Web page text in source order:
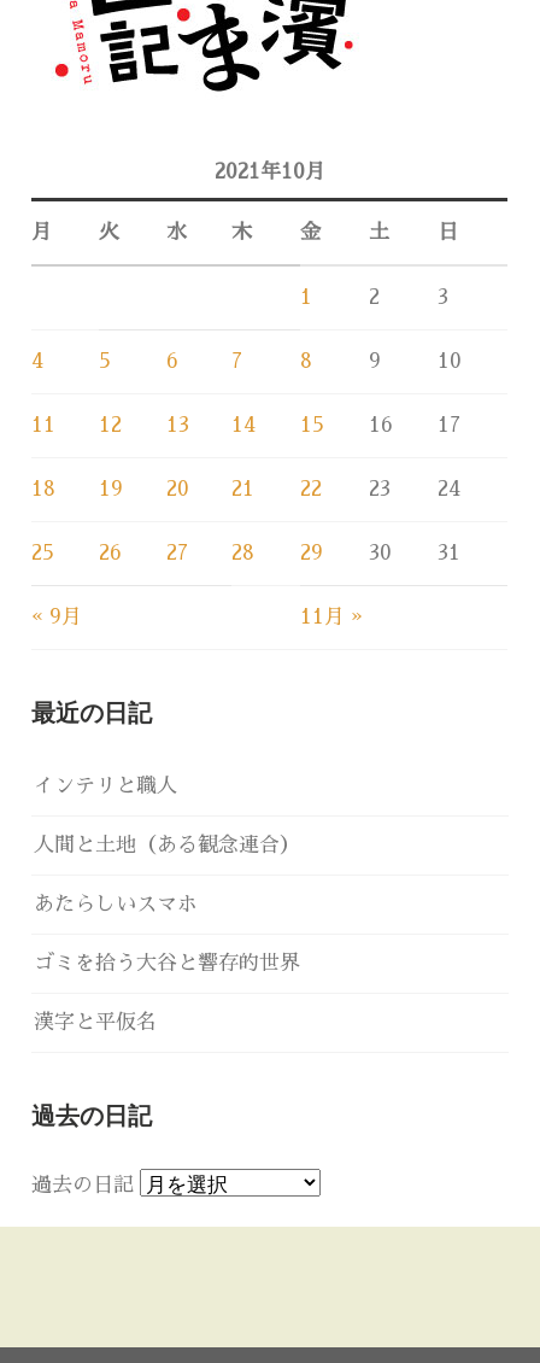
2021年10月
月 火 水 木 金 土 日
« 9月 11月 »
1 2 3
4 5 6 7 8 9 10
11 12 13 14 15 16 17
18 19 20 21 22 23 24
25 26 27 28 29 30 31
最近の日記
インテリと職人
人間と土地（ある観念連合）
あたらしいスマホ
ゴミを拾う大谷と響存的世界
漢字と平仮名
過去の日記
過去の日記